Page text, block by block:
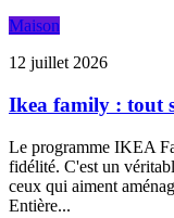
Maison
12 juillet 2026
Ikea family : tout
Le programme IKEA
fidélité. C'est un
ceux qui aiment
Entière...